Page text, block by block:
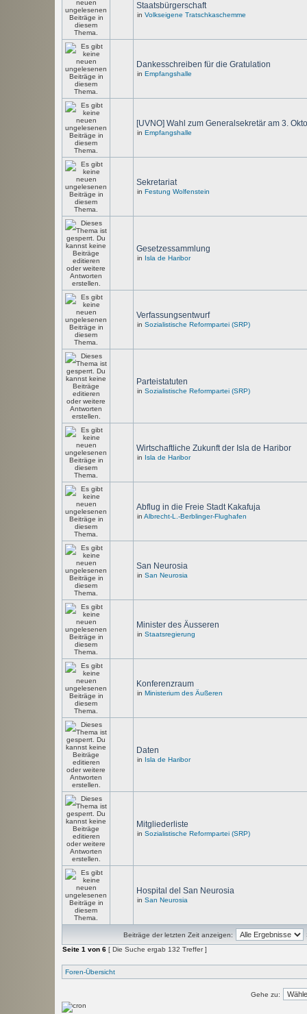
Staatsbürgerschaft
in Volkseigene Tratschkaschemme
Dankesschreiben für die Gratulation
in Empfangshalle
[UVNO] Wahl zum Generalsekretär am 3.
in Empfangshalle
Sekretariat
in Festung Wolfenstein
Gesetzessammlung
in Isla de Haribor
Verfassungsentwurf
in Sozialistische Reformpartei (SRP)
Parteistatuten
in Sozialistische Reformpartei (SRP)
Wirtschaftliche Zukunft der Isla de Haribor
in Isla de Haribor
Abflug in die Freie Stadt Kakafuja
in Albrecht-L.-Berblinger-Flughafen
San Neurosia
in San Neurosia
Minister des Äusseren
in Staatsregierung
Konferenzraum
in Ministerium des Äußeren
Daten
in Isla de Haribor
Mitgliederliste
in Sozialistische Reformpartei (SRP)
Hospital del San Neurosia
in San Neurosia
Beiträge der letzten Zeit anzeigen:
Seite 1 von 6 [ Die Suche ergab 132 Treffer ]
Foren-Übersicht
Gehe zu: